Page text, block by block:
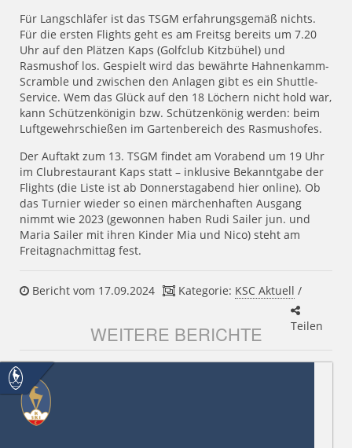
Für Langschläfer ist das TSGM erfahrungsgemäß nichts.
Für die ersten Flights geht es am Freitsg bereits um 7.20
Uhr auf den Plätzen Kaps (Golfclub Kitzbühel) und
Rasmushof los. Gespielt wird das bewährte Hahnenkamm-
Scramble und zwischen den Anlagen gibt es ein Shuttle-
Service. Wem das Glück auf den 18 Löchern nicht hold war,
kann Schützenkönigin bzw. Schützenkönig werden: beim
Luftgewehrschießen im Gartenbereich des Rasmushofes.
Der Auftakt zum 13. TSGM findet am Vorabend um 19 Uhr
im Clubrestaurant Kaps statt – inklusive Bekanntgabe der
Flights (die Liste ist ab Donnerstagabend hier online). Ob
das Turnier wieder so einen märchenhaften Ausgang
nimmt wie 2023 (gewonnen haben Rudi Sailer jun. und
Maria Sailer mit ihren Kinder Mia und Nico) steht am
Freitagnachmittag fest.
Bericht vom 17.09.2024 Kategorie: KSC Aktuell /
Teilen
WEITERE BERICHTE